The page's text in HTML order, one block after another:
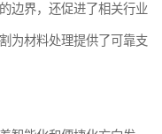
边界，还促进了相关行业
为材料处理提供了可靠支